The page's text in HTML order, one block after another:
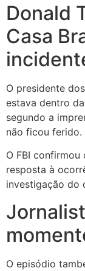
Donald
Casa
O presidente
estava dentro
segundo a
não ficou ferido.
O FBI
resposta à
investigação do
O episódio